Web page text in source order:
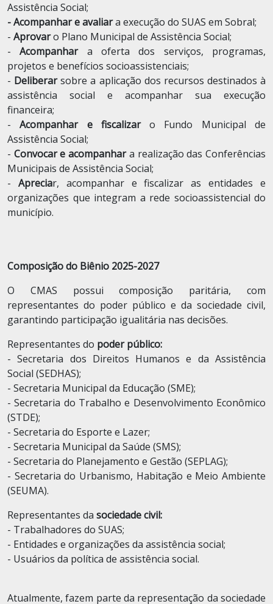
Assistência Social;
- Acompanhar e avaliara execução do SUAS em Sobral;
- Aprovaro Plano Municipal de Assistência Social;
-Acompanhara oferta dos serviços, programas,
projetos e benefícios socioassistenciais;
- Deliberarsobre a aplicação dos recursos destinados à
assistência social e acompanhar sua execução
financeira;
-Acompanhar e fiscalizaro Fundo Municipal de
Assistência Social;
- Convocar e acompanhara realização das Conferências
Municipais de Assistência Social;
- Apreciar, acompanhar e fiscalizar as entidades e
organizações que integram a rede socioassistencial do
município.
Composição do Biênio 2025-2027
O CMAS possui composição paritária, com
representantes do poder público e da sociedade civil,
garantindo participação igualitária nas decisões.
Representantes do poder público:
- Secretaria dos Direitos Humanos e da Assistência
Social (SEDHAS);
- Secretaria Municipal da Educação (SME);
- Secretaria do Trabalho e Desenvolvimento Econômico
(STDE);
- Secretaria do Esporte e Lazer;
- Secretaria Municipal da Saúde (SMS);
- Secretaria do Planejamento e Gestão (SEPLAG);
- Secretaria do Urbanismo, Habitação e Meio Ambiente
(SEUMA).
Representantes da sociedade civil:
- Trabalhadores do SUAS;
- Entidades e organizações da assistência social;
- Usuários da política de assistência social.
Atualmente, fazem parte da representação da sociedade